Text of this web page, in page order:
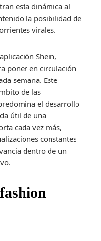
esta dinámica al
la posibilidad de
virales.
Shein,
poner en circulación
semana. Este
de las
el desarrollo
útil de una
cada vez más,
constantes
dentro de un